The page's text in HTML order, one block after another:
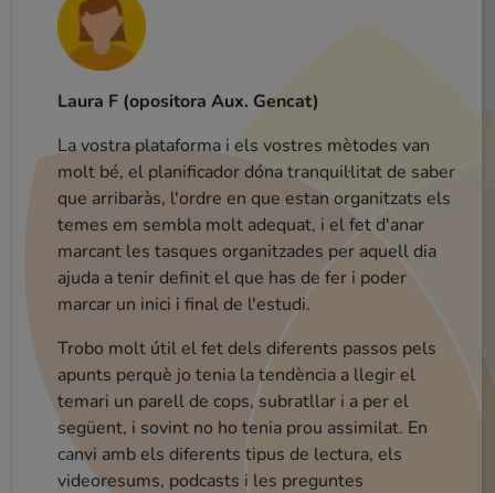
Laura F (opositora Aux. Gencat)
La vostra plataforma i els vostres mètodes van
molt bé, el planificador dóna tranquil·litat de saber
que arribaràs, l'ordre en que estan organitzats els
temes em sembla molt adequat, i el fet d'anar
marcant les tasques organitzades per aquell dia
ajuda a tenir definit el que has de fer i poder
marcar un inici i final de l'estudi.
Trobo molt útil el fet dels diferents passos pels
apunts perquè jo tenia la tendència a llegir el
temari un parell de cops, subratllar i a per el
següent, i sovint no ho tenia prou assimilat. En
canvi amb els diferents tipus de lectura, els
videoresums, podcasts i les preguntes
Lydia (opositora aux adm gene)
L'aplicatiu que heu fet és una passada. Fa que
realment estudiïs.
Erika (opositora mossos)
Buenos días, el curso me tiene fascinada, tiene muy buena metodología y te ayuda a memorizar de una manera dinámica, a mi me cuesta un poco la comprensión total de la lectura en catalán por falta de costumbres, pero gracias a los videos resumenes me facilita el entendimiento y al tratarse de vídeos de corta duración no permite que te agobies. Por mi experiencia este método es el que mejor me funciona.
Estaba algo asustada por la extensión del
temario, en cambio al conocer la plataforma y empezar a estudiar habéis conseguido que esté el doble de motivada. Muchísimas gracias y
Cristian (opositor mossos)
La metodología me parece muy buena. Nunca
antes había estudiado así la verdad. Se repiten
muchas veces los conceptos, aspecto que ayuda a
interiorizarlos.[...]
La parte de desengranaje esta genial, puesto
acabas de asimilar todos los conocimientos
cada tema y además, después tienes el
para acabar de ver si algún concepto no te
quedado claro.
No os voy a engañar, es una metodología que
requiere dedicar muchas horas y requiere de
mucho esfuerzo ( pero bueno, quien algo quiere
algo le cuesta). A destacar, el hecho de tener
objetivos establecidos estas más concentrado en
Sergi (opositor aux. adm. ajuntament)
Molt bona sensació per ara. Enhorabona
Carlos (opositor Guàrdia Urbana)
ME GUSTA!!!!! Lo has enfocado muy muy bien
para que cada alumno pueda acceder al curso con
el tiempo disponible! 💪💪